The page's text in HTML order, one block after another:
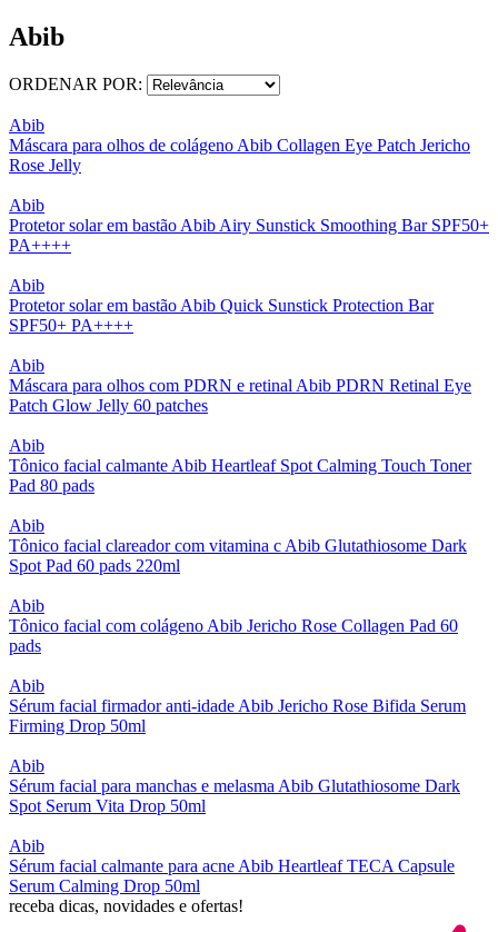
Abib
ORDENAR POR:
Abib
Máscara para olhos de colágeno Abib Collagen Eye Patch Jericho
Rose Jelly
Abib
Protetor solar em bastão Abib Airy Sunstick Smoothing Bar SPF50+
PA++++
Abib
Protetor solar em bastão Abib Quick Sunstick Protection Bar
SPF50+ PA++++
Abib
Máscara para olhos com PDRN e retinal Abib PDRN Retinal Eye
Patch Glow Jelly 60 patches
Abib
Tônico facial calmante Abib Heartleaf Spot Calming Touch Toner
Pad 80 pads
Abib
Tônico facial clareador com vitamina c Abib Glutathiosome Dark
Spot Pad 60 pads 220ml
Abib
Tônico facial com colágeno Abib Jericho Rose Collagen Pad 60
pads
Abib
Sérum facial firmador anti-idade Abib Jericho Rose Bifida Serum
Firming Drop 50ml
Abib
Sérum facial para manchas e melasma Abib Glutathiosome Dark
Spot Serum Vita Drop 50ml
Abib
Sérum facial calmante para acne Abib Heartleaf TECA Capsule
Serum Calming Drop 50ml
receba dicas, novidades e ofertas!